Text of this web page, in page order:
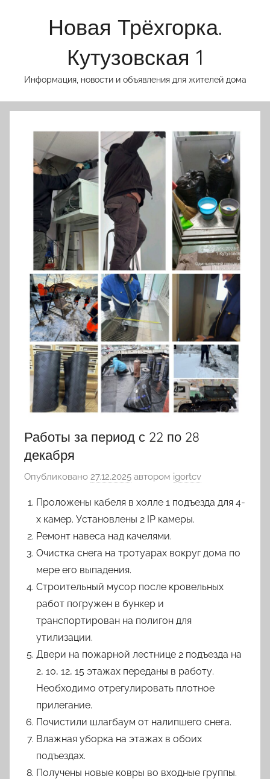
Новая Трёхгорка.
Кутузовская 1
Информация, новости и объявления для жителей дома
Работы за период с 22 по 28
декабря
Опубликовано 27.12.2025 автором igortcv
Проложены кабеля в холле 1 подъезда для 4-
х камер. Установлены 2 IP камеры.
Ремонт навеса над качелями.
Очистка снега на тротуарах вокруг дома по
мере его выпадения.
Строительный мусор после кровельных
работ погружен в бункер и
транспортирован на полигон для
утилизации.
Двери на пожарной лестнице 2 подъезда на
2, 10, 12, 15 этажах переданы в работу.
Необходимо отрегулировать плотное
прилегание.
Почистили шлагбаум от налипшего снега.
Влажная уборка на этажах в обоих
подъездах.
Получены новые ковры во входные группы.